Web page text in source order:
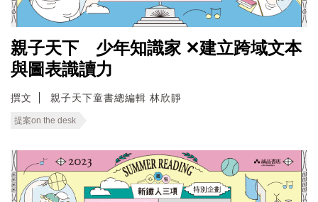
親子天下 少年知識家 ✕建立跨域文本
與圖表識讀力
撰文 親子天下童書總編輯 林欣靜
提案on the desk